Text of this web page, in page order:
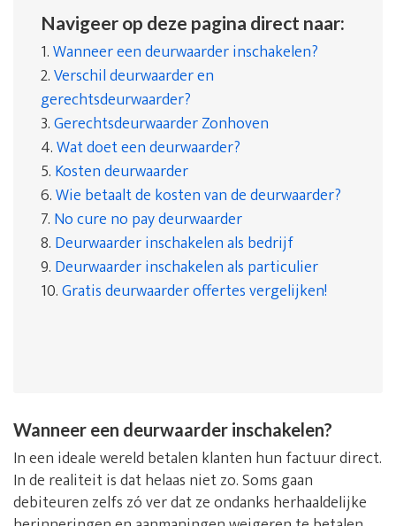
Navigeer op deze pagina direct naar:
1.Wanneer een deurwaarder inschakelen?
2.Verschil deurwaarder en
gerechtsdeurwaarder?
3.Gerechtsdeurwaarder Zonhoven
4.Wat doet een deurwaarder?
5. Kosten deurwaarder
6.Wie betaalt de kosten van de deurwaarder?
7. No cure no pay deurwaarder
8. Deurwaarder inschakelen als bedrijf
9. Deurwaarder inschakelen als particulier
10.Gratis deurwaarder offertes vergelijken!
Wanneer een deurwaarder inschakelen?
In een ideale wereld betalen klanten hun factuur direct.
In de realiteit is dat helaas niet zo. Soms gaan
debiteuren zelfs zó ver dat ze ondanks herhaaldelijke